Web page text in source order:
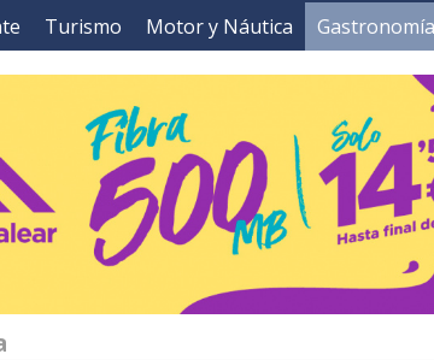
Turismo Motor y Náutica Gastronomía